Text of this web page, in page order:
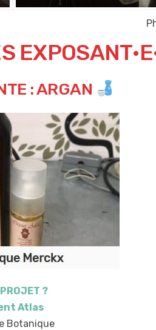
: ARGAN
?
Atlas
Botanique